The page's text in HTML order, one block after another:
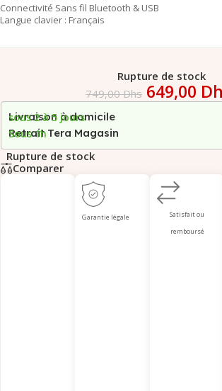
Connectivité Sans fil Bluetooth & USB
Langue clavier : Français
Rupture de stock
749,00Dhs 649,00
Livraison à domicile
sous 2 à 5 jours
Retrait Tera Magasin
Sous 1h
Rupture de stock
Comparer
Garantie légale
Satisfait ou
remboursé